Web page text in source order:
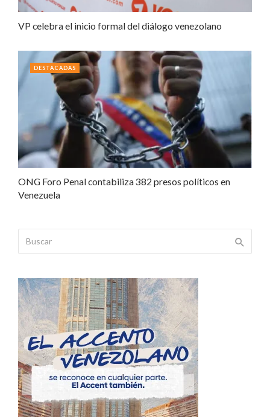
VP celebra el inicio formal del diálogo venezolano
ONG Foro Penal contabiliza 382 presos políticos en
Venezuela
DESTACADAS